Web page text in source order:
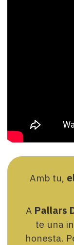
Amb tu,
A Pallars
te una
honesta.